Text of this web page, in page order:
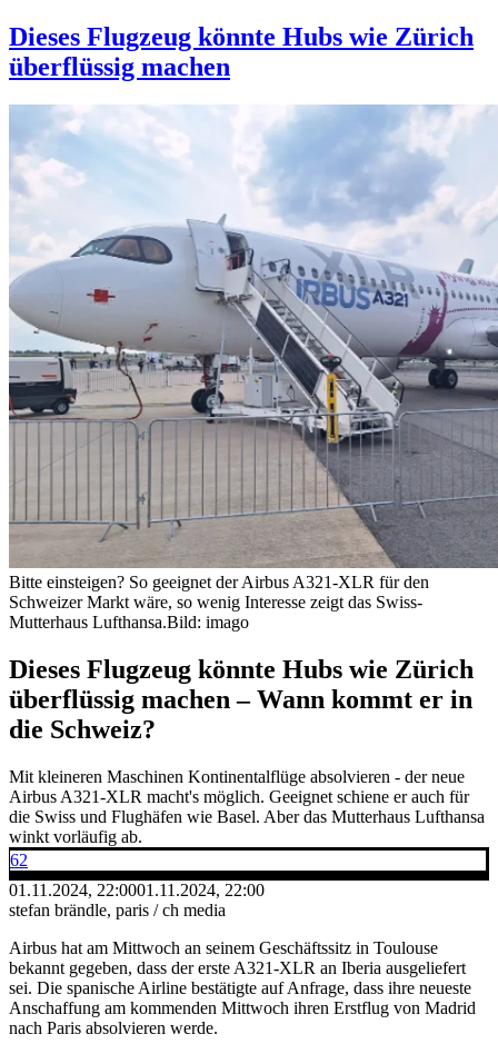
Dieses Flugzeug könnte Hubs wie Zürich
überflüssig machen
Bitte einsteigen? So geeignet der Airbus A321-XLR für den
Schweizer Markt wäre, so wenig Interesse zeigt das Swiss-
Mutterhaus Lufthansa.Bild: imago
Dieses Flugzeug könnte Hubs wie Zürich
überflüssig machen – Wann kommt er in
die Schweiz?
Mit kleineren Maschinen Kontinentalflüge absolvieren - der neue
Airbus A321-XLR macht's möglich. Geeignet schiene er auch für
die Swiss und Flughäfen wie Basel. Aber das Mutterhaus Lufthansa
winkt vorläufig ab.
62
01.11.2024, 22:0001.11.2024, 22:00
stefan brändle, paris / ch media
Airbus hat am Mittwoch an seinem Geschäftssitz in Toulouse
bekannt gegeben, dass der erste A321-XLR an Iberia ausgeliefert
sei. Die spanische Airline bestätigte auf Anfrage, dass ihre neueste
Anschaffung am kommenden Mittwoch ihren Erstflug von Madrid
nach Paris absolvieren werde.